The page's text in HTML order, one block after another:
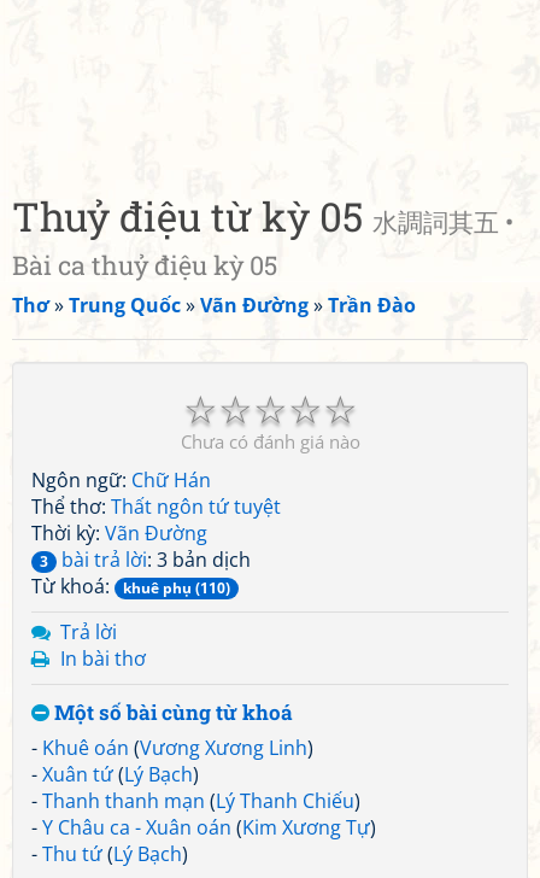
Thuỷ điệu từ kỳ 05 水調詞其五 •
Bài ca thuỷ điệu kỳ 05
Thơ»Trung Quốc»Vãn Đường»Trần Đào
☆
☆
☆
☆
☆
Chưa có đánh giá nào
Ngôn ngữ: Chữ Hán
Thể thơ: Thất ngôn tứ tuyệt
Thời kỳ: Vãn Đường
3 bài trả lời: 3 bản dịch
Từ khoá:
khuê phụ (110)
Trả lời
In bài thơ
Một số bài cùng từ khoá
- Khuê oán (Vương Xương Linh)
-Xuân tứ(Lý Bạch)
-Thanh thanh mạn (Lý Thanh Chiếu)
-Y Châu ca - Xuân oán (Kim Xương Tự)
-Thu tứ(Lý Bạch)